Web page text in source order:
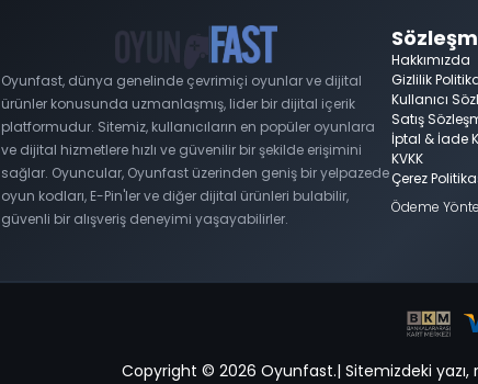
Oyunfast, dünya genelinde çevrimiçi oyunlar ve dijital
ürünler konusunda uzmanlaşmış, lider bir dijital içerik
platformudur. Sitemiz, kullanıcıların en popüler oyunlara
ve dijital hizmetlere hızlı ve güvenilir bir şekilde erişimini
sağlar. Oyuncular, Oyunfast üzerinden geniş bir yelpazede
oyun kodları, E-Pin'ler ve diğer dijital ürünleri bulabilir,
güvenli bir alışveriş deneyimi yaşayabilirler.
Hakkımızda
Gizlilik
Kullanıcı
Satış
İptal & İade
KVKK
Çerez
Ödeme
Copyright © 2026 Oyunfast.| Sitemizdeki yazı,